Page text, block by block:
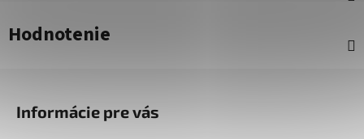
Hodnotenie
Informácie pre vás